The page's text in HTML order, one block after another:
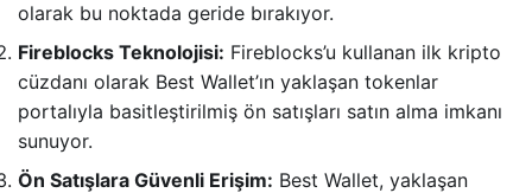
olarak bu noktada geride bırakıyor.
Fireblocks Teknolojisi: Fireblocks’u kullanan ilk kripto
cüzdanı olarak Best Wallet’ın yaklaşan tokenlar
portalıyla basitleştirilmiş ön satışları satın alma imkanı
sunuyor.
Ön Satışlara Güvenli Erişim: Best Wallet, yaklaşan